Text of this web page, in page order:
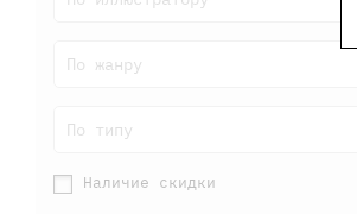
По жанру
По типу
Наличие скидки